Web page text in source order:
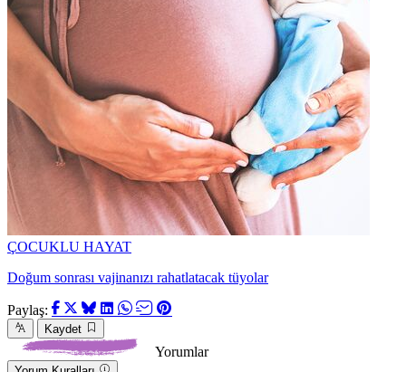
ÇOCUKLU HAYAT
Doğum sonrası vajinanızı rahatlatacak tüyolar
Paylaş:
Kaydet
Yorumlar